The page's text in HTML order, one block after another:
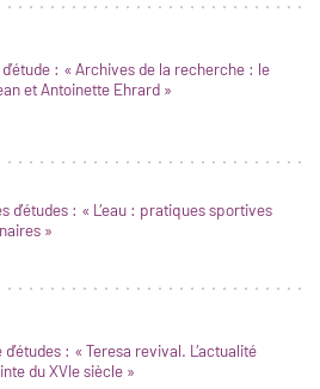
: « Archives de la recherche : le
et Antoinette Ehrard »
d’études : « L’eau : pratiques sportives
»
: « Teresa revival. L’actualité
du XVIe siècle »